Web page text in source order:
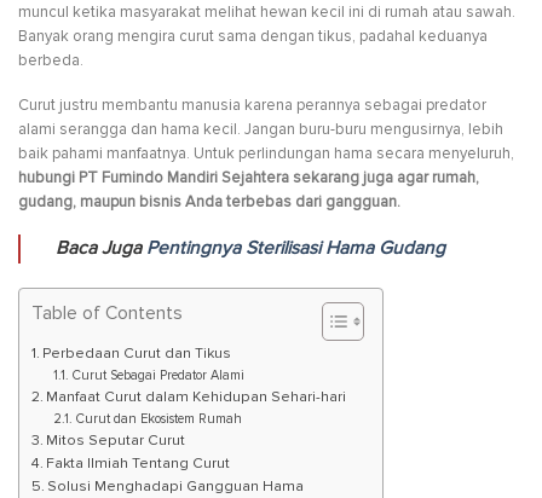
muncul ketika masyarakat melihat hewan kecil ini di rumah atau sawah.
Banyak orang mengira curut sama dengan tikus, padahal keduanya
berbeda.
Curut justru membantu manusia karena perannya sebagai predator
alami serangga dan hama kecil. Jangan buru-buru mengusirnya, lebih
baik pahami manfaatnya. Untuk perlindungan hama secara menyeluruh,
hubungi PT Fumindo Mandiri Sejahtera sekarang juga agar rumah,
gudang, maupun bisnis Anda terbebas dari gangguan.
Baca JugaPentingnya Sterilisasi Hama Gudang
Table of Contents
Perbedaan Curut dan Tikus
Curut Sebagai Predator Alami
Manfaat Curut dalam Kehidupan Sehari-hari
Curut dan Ekosistem Rumah
Mitos Seputar Curut
Fakta Ilmiah Tentang Curut
Solusi Menghadapi Gangguan Hama